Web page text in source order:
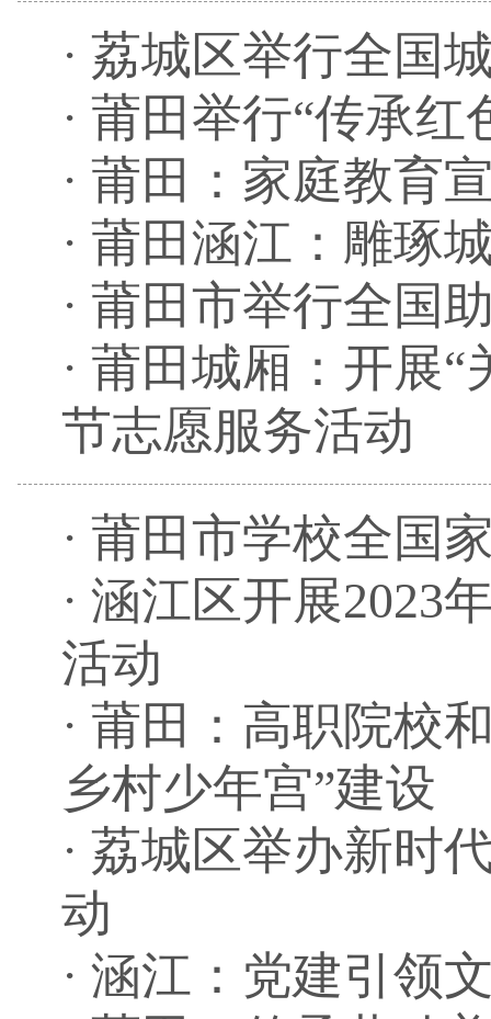
· 荔城区举行全国
· 莆田举行“传承红
· 莆田：家庭教育
· 莆田涵江：雕琢
· 莆田市举行全国
· 莆田城厢：开展“
节志愿服务活动
· 莆田市学校全国
· 涵江区开展2023
活动
· 莆田：高职院校
乡村少年宫”建设
· 荔城区举办新时
动
· 涵江：党建引领